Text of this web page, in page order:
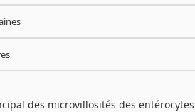
des microvillosités des entérocytes